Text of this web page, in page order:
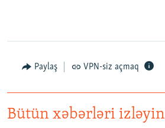
Paylaş VPN-siz açmaq
Bütün xəbərləri izləyin